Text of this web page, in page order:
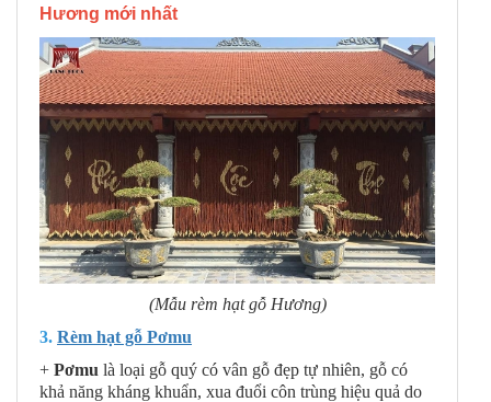
Hương mới nhất
(Mẫu rèm hạt gỗ Hương)
3. Rèm hạt gỗ Pơmu
+ Pơmu là loại gỗ quý có vân gỗ đẹp tự nhiên, gỗ có
khả năng kháng khuẩn, xua đuổi côn trùng hiệu quả do